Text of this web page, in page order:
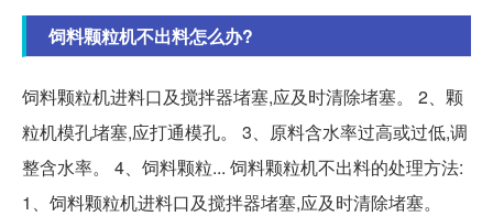
饲料颗粒机不出料怎么办?
饲料颗粒机进料口及搅拌器堵塞,应及时清除堵塞。 2、颗
粒机模孔堵塞,应打通模孔。 3、原料含水率过高或过低,调
整含水率。 4、饲料颗粒... 饲料颗粒机不出料的处理方法:
1、饲料颗粒机进料口及搅拌器堵塞,应及时清除堵塞。